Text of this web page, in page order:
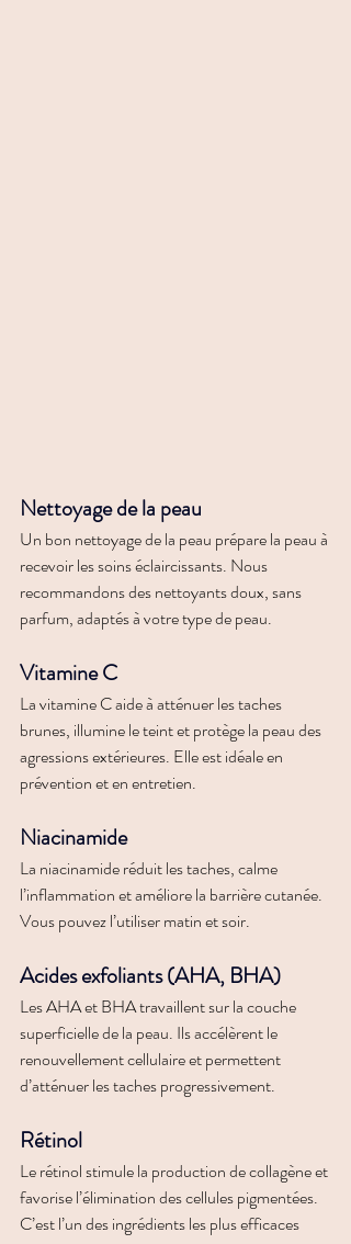
Nettoyage de la peau
Un bon nettoyage de la peau prépare la peau à
recevoir les soins éclaircissants. Nous
recommandons des nettoyants doux, sans
parfum, adaptés à votre type de peau.
Vitamine C
La vitamine C aide à atténuer les taches
brunes, illumine le teint et protège la peau des
agressions extérieures. Elle est idéale en
prévention et en entretien.
Niacinamide
La niacinamide réduit les taches, calme
l’inflammation et améliore la barrière cutanée.
Vous pouvez l’utiliser matin et soir.
Acides exfoliants (AHA, BHA)
Les AHA et BHA travaillent sur la couche
superficielle de la peau. Ils accélèrent le
renouvellement cellulaire et permettent
d’atténuer les taches progressivement.
Rétinol
Le rétinol stimule la production de collagène et
favorise l’élimination des cellules pigmentées.
C’est l’un des ingrédients les plus efficaces